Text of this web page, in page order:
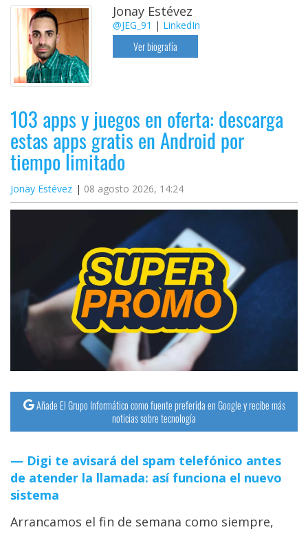
Jonay Estévez
@JEG_91 | LinkedIn
Ver biografía
103 apps y juegos en oferta: descarga
estas apps gratis en Android por
tiempo limitado
Jonay Estévez 08 agosto 2026, 14:24
Añade El Grupo Informático como fuente preferida en Google y recibe más
noticias sobre tecnología
Digi te avisará del spam telefónico antes
de atender la llamada: así funciona el nuevo
sistema
Arrancamos el fin de semana como siempre,